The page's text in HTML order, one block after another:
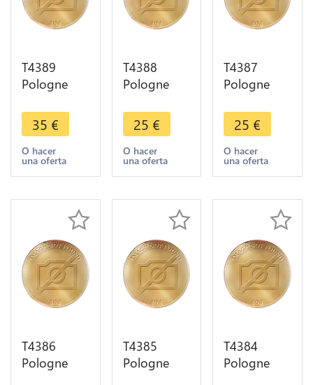
T4389
Pologne
Poltorak
Sigismond
III Vasa
1621 ->
35 €
O hacer
una oferta
T4388
Pologne
Poltorak
Sigismond
III Vasa
1623 ->
25 €
O hacer
una oferta
T4387
Pologne
Poltorak
Sigismond
III Vasa
1626 ->
25 €
O hacer
una oferta
T4386
Pologne
T4385
Pologne
T4384
Pologne